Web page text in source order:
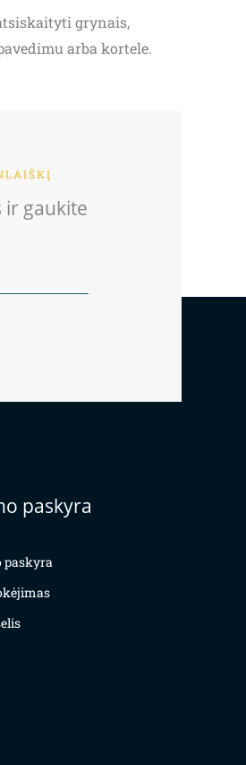
grynais,
arba kortele.
ir gaukite
paskyra
paskyra